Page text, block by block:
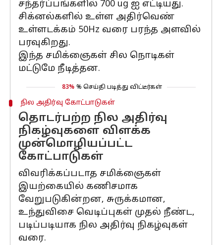
சந்தர்ப்பங்களில் 700 ug ஐ எட்டியது.
சிக்னல்களில் உள்ள அதிர்வெண்
உள்ளடக்கம் 50Hz வரை பரந்த அளவில்
பரவுகிறது.
இந்த சமிக்ஞைகள் சில நொடிகள்
மட்டுமே நீடித்தன.
83% % செய்தி படித்து விட்டீர்கள்
நில அதிர்வு கோட்பாடுகள்
தொடர்பற்ற நில அதிர்வு
நிகழ்வுகளை விளக்க
முன்மொழியப்பட்ட
கோட்பாடுகள்
விவரிக்கப்படாத சமிக்ஞைகள்
இயற்கையில் கணிசமாக
வேறுபடுகின்றன, சுருக்கமான,
உந்துவிசை வெடிப்புகள் முதல் நீண்ட,
படிப்படியாக நில அதிர்வு நிகழ்வுகள்
வரை.